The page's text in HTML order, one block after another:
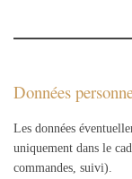
Données
Les données
uniquement dans le
commandes, suivi).